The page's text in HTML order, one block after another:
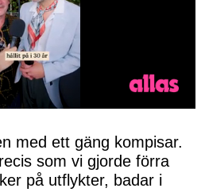
med ett gäng kompisar.
som vi gjorde förra
på utflykter, badar i